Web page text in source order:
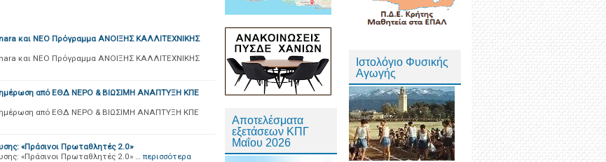
και ΝΕΟ Πρόγραμμα ΑΝΟΙΞΗΣ ΚΑΛΛΙΤΕΧΝΙΚΗΣ
και ΝΕΟ Πρόγραμμα ΑΝΟΙΞΗΣ ΚΑΛΛΙΤΕΧΝΙΚΗΣ
από ΕΘΔ ΝΕΡΟ & ΒΙΩΣΙΜΗ ΑΝΑΠΤΥΞΗ ΚΠΕ
από ΕΘΔ ΝΕΡΟ & ΒΙΩΣΙΜΗ ΑΝΑΠΤΥΞΗ ΚΠΕ
«Πράσινοι Πρωταθλητές 2.0»
«Πράσινοι Πρωταθλητές 2.0» … περισσότερα
Αποτελέσματα
εξετάσεων ΚΠΓ
Μαΐου 2026
Ιστολόγιο Φυσικής
Αγωγής